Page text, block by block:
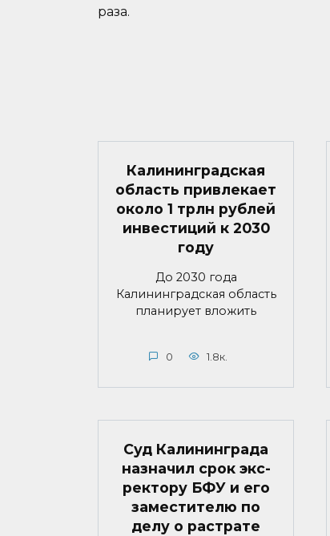
раза.
Калининградская
область привлекает
около 1 трлн рублей
инвестиций к 2030
году
До 2030 года
Калининградская область
планирует вложить
0 1.8к.
Суд Калининграда
назначил срок экс-
ректору БФУ и его
заместителю по
делу о растрате